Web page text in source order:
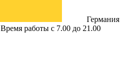
Германия
Время работы с 7.00 до 21.00